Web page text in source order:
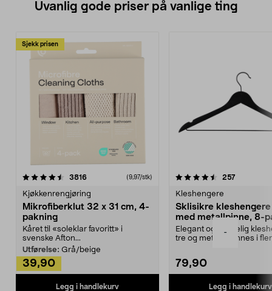
-
Uvanlig gode priser på vanlige ting
Sjekk prisen
3816anmeldelser(9,97/stk)
Kjøkkenrengjøring
Mikrofiberklut 32 x 31 cm, 4-
pakning
Kåret til «soleklar favoritt» i
svenske Afton...
Utførelse: Grå/beige
39,90
Legg i handlekurv
4.5av 5 stjerner 257
Kleshengere
Sklisikre
med metallpinne, 8-
Elegant og skikkelig
tre og metall – finnes i
79,90
Legg i handlekurv
4.5av 5 stjerner